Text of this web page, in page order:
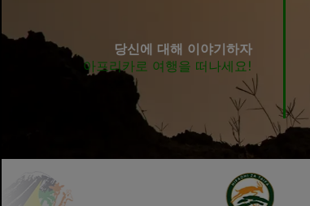
당신에 대해 이야기하자
아프리카로 여행을 떠나세요!